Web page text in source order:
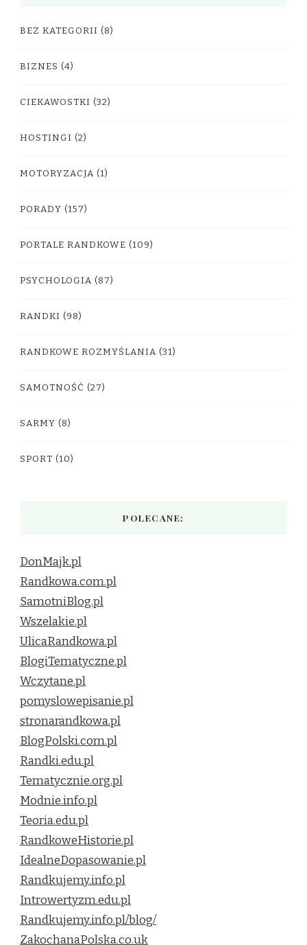
BEZ KATEGORII (8)
BIZNES (4)
CIEKAWOSTKI (32)
HOSTINGI (2)
MOTORYZACJA (1)
PORADY (157)
PORTALE RANDKOWE (109)
PSYCHOLOGIA (87)
RANDKI (98)
RANDKOWE ROZMYŚLANIA (31)
SAMOTNOŚĆ (27)
SARMY (8)
SPORT (10)
POLECANE:
DonMajk.pl
Randkowa.com.pl
SamotniBlog.pl
Wszelakie.pl
UlicaRandkowa.pl
BlogiTematyczne.pl
Wczytane.pl
pomyslowepisanie.pl
stronarandkowa.pl
BlogPolski.com.pl
Randki.edu.pl
Tematycznie.org.pl
Modnie.info.pl
Teoria.edu.pl
RandkoweHistorie.pl
IdealneDopasowanie.pl
Randkujemy.info.pl
Introwertyzm.edu.pl
Randkujemy.info.pl/blog/
ZakochanaPolska.co.uk